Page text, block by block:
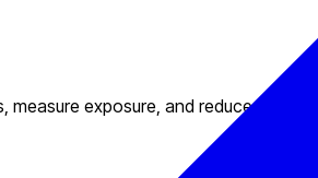
exposure, and reduce